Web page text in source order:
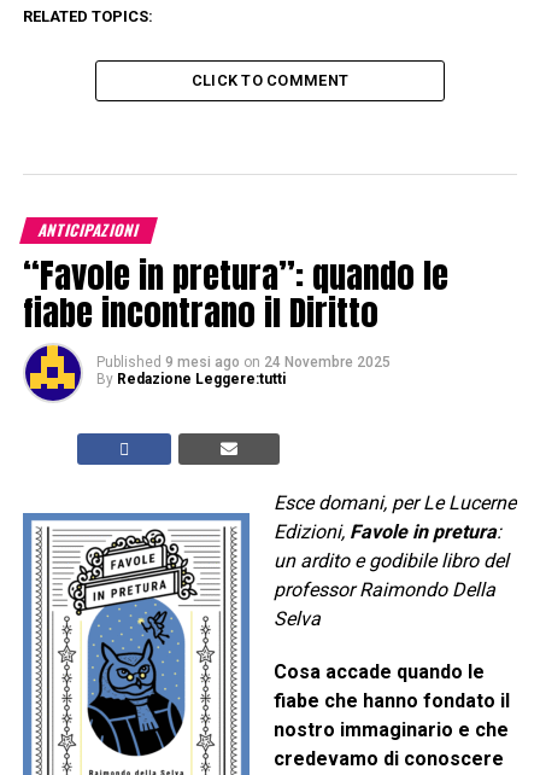
RELATED TOPICS:
CLICK TO COMMENT
ANTICIPAZIONI
“Favole in pretura”: quando le
fiabe incontrano il Diritto
Published 9 mesi ago on 24 Novembre 2025
By Redazione Leggere:tutti
Esce domani, per Le Lucerne
Edizioni, Favole in pretura:
un ardito e godibile libro del
professor Raimondo Della
Selva
Cosa accade quando le
fiabe che hanno fondato il
nostro immaginario e che
credevamo di conoscere